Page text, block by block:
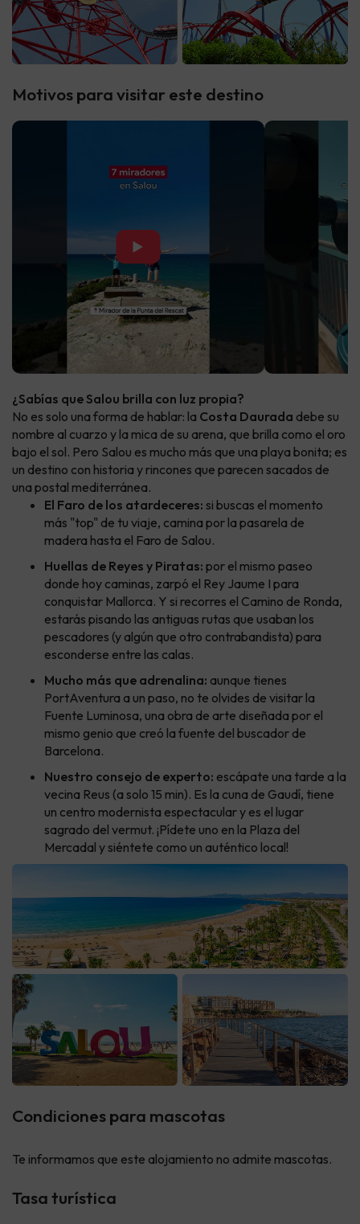
Motivos para visitar este destino
▶
¿Sabías que Salou brilla con luz propia?
No es solo una forma de hablar: la Costa Daurada debe su
nombre al cuarzo y la mica de su arena, que brilla como el oro
bajo el sol. Pero Salou es mucho más que una playa bonita; es
un destino con historia y rincones que parecen sacados de
una postal mediterránea.
El Faro de los atardeceres: si buscas el momento
más "top" de tu viaje, camina por la pasarela de
madera hasta el Faro de Salou.
Huellas de Reyes y Piratas: por el mismo paseo
donde hoy caminas, zarpó el Rey Jaume I para
conquistar Mallorca. Y si recorres el Camino de Ronda,
estarás pisando las antiguas rutas que usaban los
pescadores (y algún que otro contrabandista) para
esconderse entre las calas.
Mucho más que adrenalina: aunque tienes
PortAventura a un paso, no te olvides de visitar la
Fuente Luminosa, una obra de arte diseñada por el
mismo genio que creó la fuente del buscador de
Barcelona.
Nuestro consejo de experto: escápate una tarde a la
vecina Reus (a solo 15 min). Es la cuna de Gaudí, tiene
un centro modernista espectacular y es el lugar
sagrado del vermut. ¡Pídete uno en la Plaza del
Mercadal y siéntete como un auténtico local!
Condiciones para mascotas
Te informamos que este alojamiento no admite mascotas.
Tasa turística